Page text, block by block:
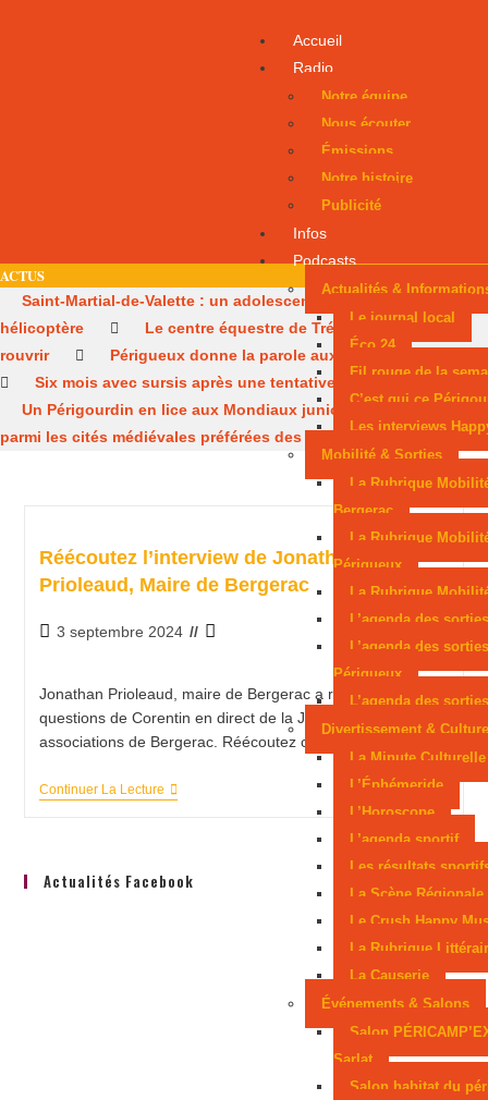
Accueil
Radio
Notre équipe
Nous écouter
Émissions
Notre histoire
Publicité
Infos
Podcasts
Actualités &
Le journal local
Éco 24
Fil rouge de la
C’est qui ce
Les interviews
Mobilité & Sorties
La Rubrique
Bergerac
La Rubrique
Périgueux
La Rubrique
L’agenda des
L’agenda des sorties
Périgueux
L’agenda des
Divertissement & Culture
La Minute Culturelle
L’Éphémeride
L’Horoscope
L’agenda sportif
Les résultats
La Scène Régionale
Le Crush Happy
La Rubrique
La Causerie
Événements & Salons
Salon
Sarlat
Salon habitat du
ACTUS
Saint-Martial-de-Valette : un adolescent évacué par
hélicoptère
Le centre équestre de Trélissac autorisé à
rouvrir
Périgueux donne la parole aux consommateurs
Six mois avec sursis après une tentative d’incendie
Un Périgourdin en lice aux Mondiaux juniors
parmi les cités médiévales préférées des Français
Réécoutez l’interview de Jonathan
Prioleaud, Maire de Bergerac
3 septembre 2024
Jonathan Prioleaud, maire de Bergerac a répondu aux
questions de Corentin en direct de la Journée des
associations de Bergerac. Réécoutez cette interview.
Continuer La Lecture
Actualités Facebook